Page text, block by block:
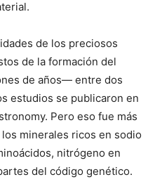
de los preciosos
de la formación del
de años— entre dos
estudios se publicaron en
Pero eso fue más
minerales ricos en sodio
nitrógeno en
del código genético.